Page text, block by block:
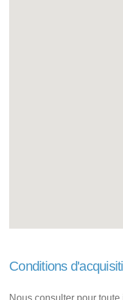
Conditions
Nous consulter pour